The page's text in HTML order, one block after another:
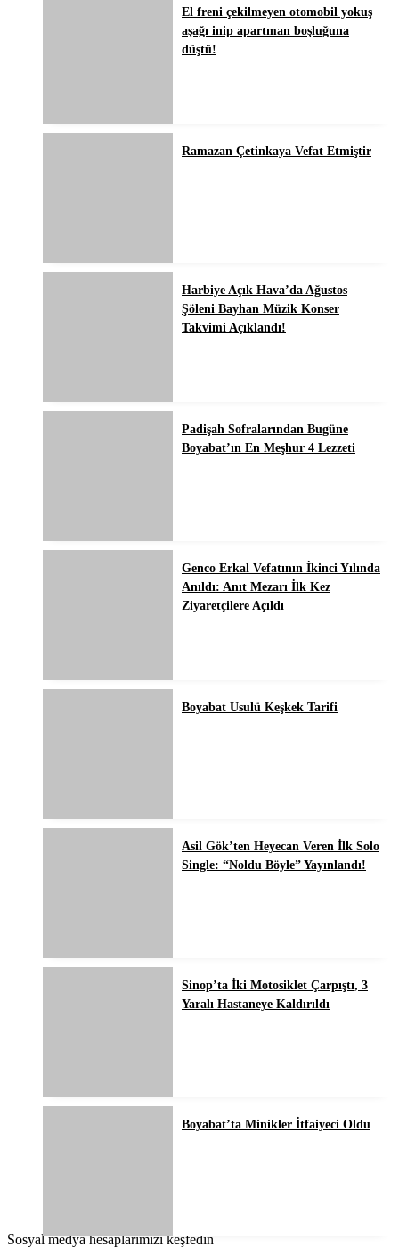
El freni çekilmeyen otomobil yokuş
aşağı inip apartman boşluğuna
düştü!
Ramazan Çetinkaya Vefat Etmiştir
Harbiye Açık Hava’da Ağustos
Şöleni Bayhan Müzik Konser
Takvimi Açıklandı!
Padişah Sofralarından Bugüne
Boyabat’ın En Meşhur 4 Lezzeti
Genco Erkal Vefatının İkinci Yılında
Anıldı: Anıt Mezarı İlk Kez
Ziyaretçilere Açıldı
Boyabat Usulü Keşkek Tarifi
Asil Gök’ten Heyecan Veren İlk Solo
Single: “Noldu Böyle” Yayınlandı!
Sinop’ta İki Motosiklet Çarpıştı, 3
Yaralı Hastaneye Kaldırıldı
Boyabat’ta Minikler İtfaiyeci Oldu
Sosyal medya hesaplarımızı keşfedin